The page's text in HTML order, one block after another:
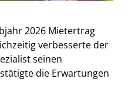
2026 Mietertrag
verbesserte der
seinen
die Erwartungen